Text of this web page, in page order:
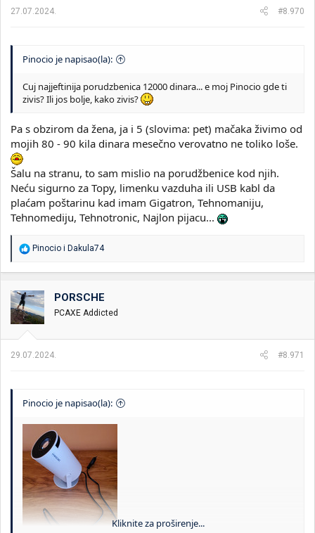
:
27.07.2024. #8.970
Pinocio je napisao(la):
Cuj najjeftinija porudzbenica 12000 dinara... e moj Pinocio gde ti
zivis? Ili jos bolje, kako zivis?
Pa s obzirom da žena, ja i 5 (slovima: pet) mačaka živimo od
mojih 80 - 90 kila dinara mesečno verovatno ne toliko loše.
Šalu na stranu, to sam mislio na porudžbenice kod njih.
Neću sigurno za Topy, limenku vazduha ili USB kabl da
plaćam poštarinu kad imam Gigatron, Tehnomaniju,
Tehnomediju, Tehnotronic, Najlon pijacu...
R
o
v
a
n
:
Pinocio i Dakula74
PORSCHE
PCAXE Addicted
29.07.2024. #8.971
Pinocio je napisao(la):
Kliknite za proširenje...